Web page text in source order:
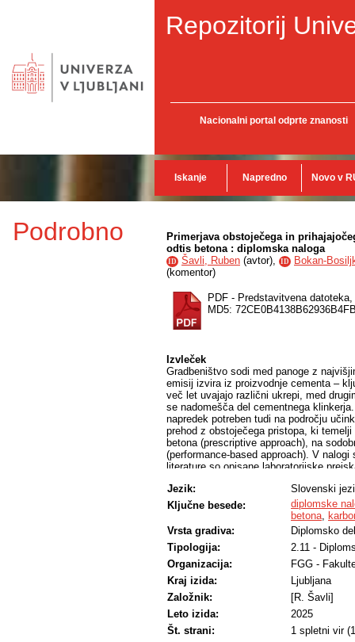
Repozitorij
Nacionalni portal odprte znanosti
Iskanje Napredno Novo v
Podrobno
Primerjava obstoječega in
odtis betona : diplomska naloga
ID Šavli, Ruben (avtor), ID
Bokan-
(komentor)
PDF - Predstavitvena datoteka,
MD5:
Izvleček
Gradbeništvo sodi med panoge z
emisij izvira iz proizvodnje cementa –
več let uvajajo različni ukrepi, med
se nadomešča del cementnega
napredek potreben tudi na področju
prehod z obstoječega pristopa, ki
betona (prescriptive approach), na
(performance-based approach). V
literature so opisane laboratorijske
karbonizaciji strjenega betona.
pristop, ki temelji na preverjanju
primerjavi z referenčnim betonom,
ki temelji na predpisani sestavi.
Jezik:
Slovenski
Ključne besede:
diplomske
betona,
Vrsta gradiva:
Diplomsko
Tipologija:
2.11 -
Organizacija:
FGG -
Kraj izida:
Ljubljana
Založnik:
[R. Šavli]
Leto izida:
2025
Št. strani:
1 spletni vir